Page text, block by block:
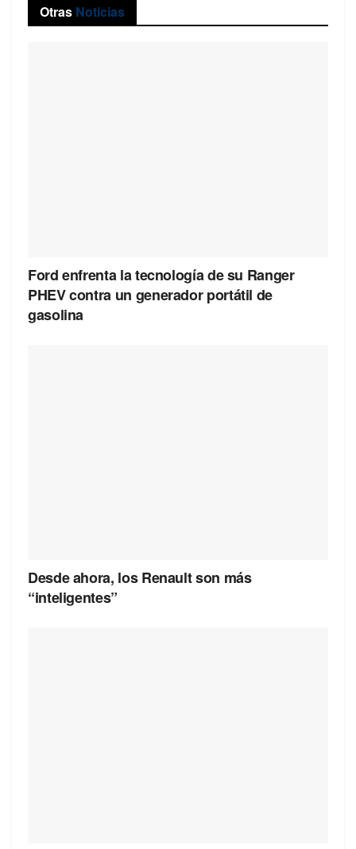
Otras Noticias
Ford enfrenta la tecnología de su Ranger
PHEV contra un generador portátil de
gasolina
Desde ahora, los Renault son más
“inteligentes”